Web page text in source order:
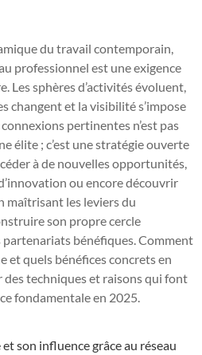
du travail contemporain,
professionnel est une exigence
Les sphères d’activités évoluent,
changent et la visibilité s’impose
pertinentes n’est pas
élite ; c’est une stratégie ouverte
à de nouvelles opportunités,
ou encore découvrir
maîtrisant les leviers du
son propre cercle
bénéfiques. Comment
et quels bénéfices concrets en
techniques et raisons qui font
fondamentale en 2025.
son influence grâce au réseau